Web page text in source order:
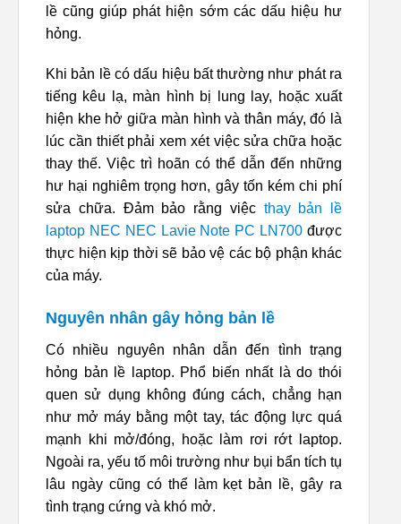
lề cũng giúp phát hiện sớm các dấu hiệu hư
hỏng.
Khi bản lề có dấu hiệu bất thường như phát ra
tiếng kêu lạ, màn hình bị lung lay, hoặc xuất
hiện khe hở giữa màn hình và thân máy, đó là
lúc cần thiết phải xem xét việc sửa chữa hoặc
thay thế. Việc trì hoãn có thể dẫn đến những
hư hại nghiêm trọng hơn, gây tốn kém chi phí
sửa chữa. Đảm bảo rằng việc thay bản lề
laptop NEC NEC Lavie Note PC LN700 được
thực hiện kịp thời sẽ bảo vệ các bộ phận khác
của máy.
Nguyên nhân gây hỏng bản lề
Có nhiều nguyên nhân dẫn đến tình trạng
hỏng bản lề laptop. Phổ biến nhất là do thói
quen sử dụng không đúng cách, chẳng hạn
như mở máy bằng một tay, tác động lực quá
mạnh khi mở/đóng, hoặc làm rơi rớt laptop.
Ngoài ra, yếu tố môi trường như bụi bẩn tích tụ
lâu ngày cũng có thể làm kẹt bản lề, gây ra
tình trạng cứng và khó mở.